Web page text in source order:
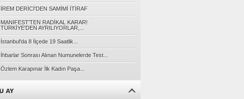
Müslüm SÖYLER
Cumhuriyet....
Özcan PEHLİVANOĞLU
KENDİ BİNDİĞİ DALI KESMEK!..
İREM DERİCİ'DEN SAMİMİ İTİRAF
MANIFEST'TEN RADİKAL KARAR!
TÜRKİYE'DEN AYRILIYORLAR,...
İstanbul'da 8 İlçede 19 Saatlik...
İhbarlar Sonrası Alınan Numunelerde Test...
Özlem Karapınar İlk Kadın Paşa...